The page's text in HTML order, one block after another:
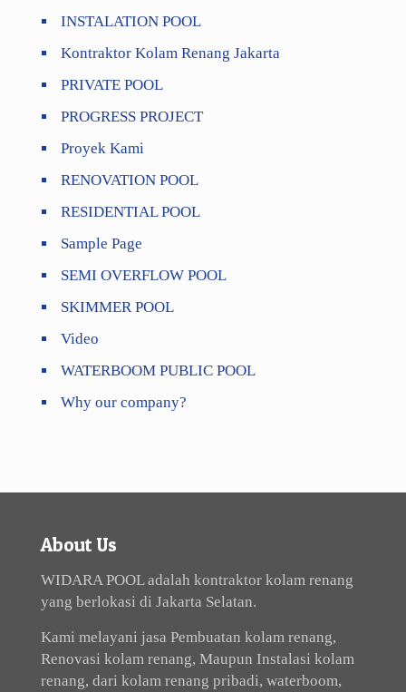
INSTALATION POOL
Kontraktor Kolam Renang Jakarta
PRIVATE POOL
PROGRESS PROJECT
Proyek Kami
RENOVATION POOL
RESIDENTIAL POOL
Sample Page
SEMI OVERFLOW POOL
SKIMMER POOL
Video
WATERBOOM PUBLIC POOL
Why our company?
About Us
WIDARA POOL adalah kontraktor kolam renang
yang berlokasi di Jakarta Selatan.
Kami melayani jasa Pembuatan kolam renang,
Renovasi kolam renang, Maupun Instalasi kolam
renang, dari kolam renang pribadi, waterboom,